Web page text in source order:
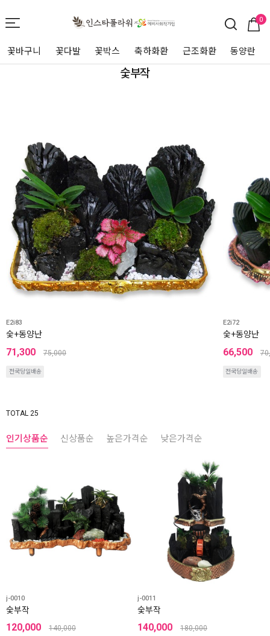
0
꽃바구니 꽃다발 꽃박스 축하화환 근조화환 동양란
숯부작
E2i83
숯+동양난
71,300 75,000
전국당일배송
E2i72
숯+동양난
66,500
전국당일배송
TOTAL 25
인기상품순 신상품순 높은가격순 낮은가격순
j-0010
숯부작
120,000 140,000
j-0011
숯부작
140,000 180,000